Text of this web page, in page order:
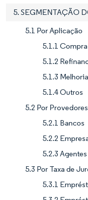
5. SEGMENTAÇÃO
5.1 Por Aplicação
5.1.1
5.1.2
5.1.3
5.1.4 Outros
5.2 Por Provedores
5.2.1 Bancos
5.2.2
5.2.3
5.3 Por Taxa de
5.3.1